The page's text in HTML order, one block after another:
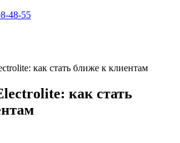
48-55
как стать ближе к клиентам
как стать